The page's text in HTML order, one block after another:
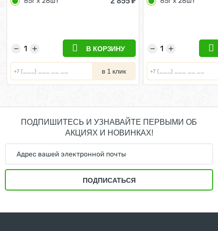
10 месяцев (цена за упаковку)
+
− В КОРЗИНУ
в 1 клик
кг в возрасте от
+
−
ПОДПИШИТЕСЬ И УЗНАВАЙТЕ ПЕРВЫМИ ОБ
АКЦИЯХ И НОВИНКАХ!
ПОДПИСАТЬСЯ